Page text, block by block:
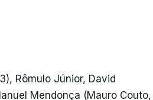
Rômulo Júnior, David
Mendonça (Mauro Couto,